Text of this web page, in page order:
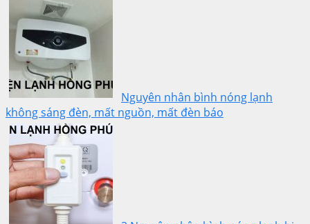
Nguyên nhân bình nóng lạnh
không sáng đèn, mất nguồn, mất đèn báo